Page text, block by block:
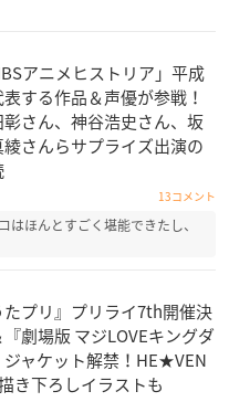
アニメヒストリア」平成
する作品＆声優が参戦！
彰さん、神谷浩史さん、坂
さんらサプライズ出演の
13コメント
ほんとすごく堪能できたし、
たプリ』プリライ7th開催決
『劇場版 マジLOVEキングダ
ジャケット解禁！HE★VEN
き下ろしイラストも